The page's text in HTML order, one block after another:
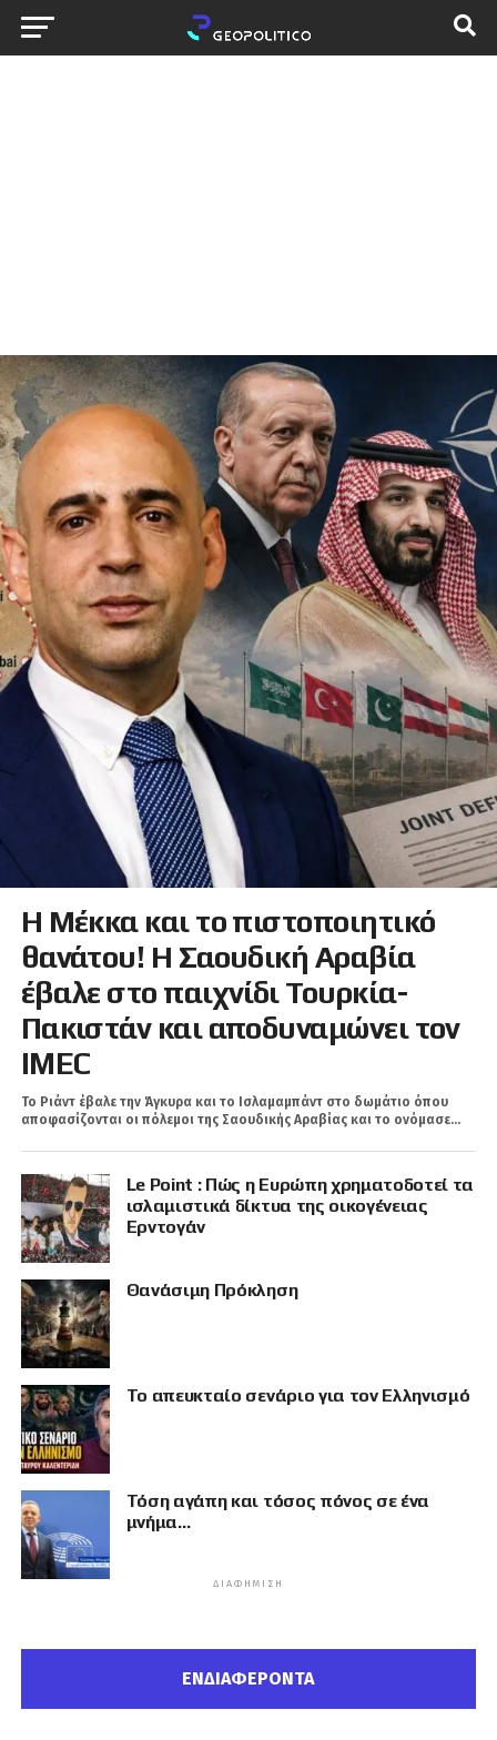
Η Μέκκα και το πιστοποιητικό
θανάτου! Η Σαουδική Αραβία
έβαλε στο παιχνίδι Τουρκία-
Πακιστάν και αποδυναμώνει τον
IMEC
Το Ριάντ έβαλε την Άγκυρα και τo Ισλαμαμπάντ στο δωμάτιο όπου
αποφασίζονται οι πόλεμοι της Σαουδικής Αραβίας και το ονόμασε...
Le Point : Πώς η Ευρώπη χρηματοδοτεί τα
ισλαμιστικά δίκτυα της οικογένειας
Ερντογάν
Θανάσιμη Πρόκληση
Το απευκταίο σενάριο για τον Ελληνισμό
Τόση αγάπη και τόσος πόνος σε ένα
μνήμα…
ΔΙΑΦΉΜΙΣΗ
ΕΝΔΙΑΦΕΡΟΝΤΑ